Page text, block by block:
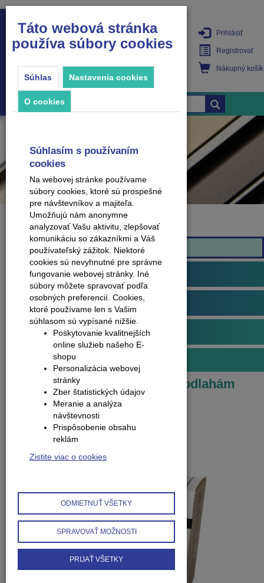
PRODUKTY
Prihlásiť
Registrovať
Nákupný košík
Značka
Arbiton
Plávajúce podlahy
Obvodové lišty (soklové)
Príslušenstvo k podlahám
Iné príslušenstvo k podlahám
Produkty Príslušenstvo k podlahám
Táto webová stránka
používa súbory cookies
Súhlas Nastavenia cookies
O cookies
Súhlasím s používaním
cookies
Na webovej stránke používame
súbory cookies, ktoré sú prospešné
pre návštevníkov a majiteľa.
Umožňujú nám anonymne
analyzovať Vašu aktivitu, zlepšovať
komunikáciu so zákazníkmi a Váš
používateľský zážitok. Niektoré
cookies sú nevyhnutné pre správne
fungovanie webovej stránky. Iné
súbory môžete spravovať podľa
osobných preferencií. Cookies,
ktoré používame len s Vašim
súhlasom sú vypísané nižšie.
Poskytovanie kvalitnejších
online služieb našeho E-
shopu
Personalizácia webovej
stránky
Zber štatistických údajov
Meranie a analýza
návštevnosti
Prispôsobenie obsahu
reklám
Zistite viac o cookies
ODMIETNUŤ VŠETKY
SPRAVOVAŤ MOŽNOSTI
PRIJAŤ VŠETKY